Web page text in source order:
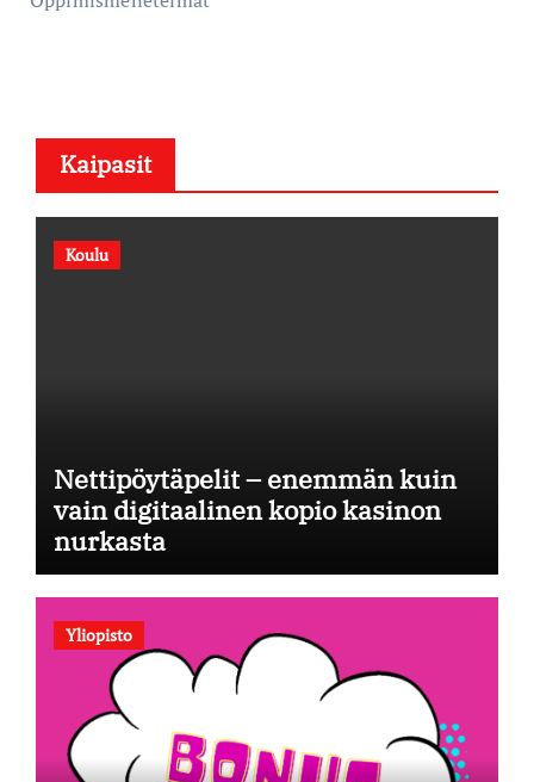
Kaipasit
Koulu
Nettipöytäpelit – enemmän kuin
vain digitaalinen kopio kasinon
nurkasta
Yliopisto